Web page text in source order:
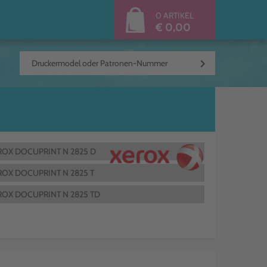
0 ARTIKEL
€ 0,00
keyboard_arrow_right
DOCUPRINT N 2825 D
DOCUPRINT N 2825 T
DOCUPRINT N 2825 TD